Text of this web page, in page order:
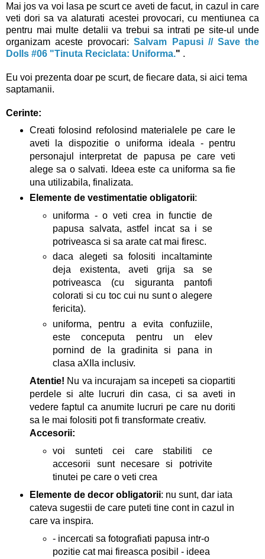
Mai jos va voi lasa pe scurt ce aveti de facut, in cazul in care
veti dori sa va alaturati acestei provocari, cu mentiunea ca
pentru mai multe detalii va trebui sa intrati pe site-ul unde
organizam aceste provocari:Salvam Papusi // Save the
Dolls #06 "Tinuta Reciclata: Uniforma." .
Eu voi prezenta doar pe scurt, de fiecare data, si aici tema
saptamanii.
Cerinte:
Creati folosind refolosind materialele pe care le
aveti la dispozitie o uniforma ideala - pentru
personajul interpretat de papusa pe care veti
alege sa o salvati. Ideea este ca uniforma sa fie
una utilizabila, finalizata.
Elemente de vestimentatie obligatorii:
uniforma - o veti crea in functie de
papusa salvata, astfel incat sa i se
potriveasca si sa arate cat mai firesc.
daca alegeti sa folositi incaltaminte
deja existenta, aveti grija sa se
potriveasca (cu siguranta pantofi
colorati si cu toc cui nu sunt o alegere
fericita).
uniforma, pentru a evita confuziile,
este conceputa pentru un elev
pornind de la gradinita si pana in
clasa aXIIa inclusiv.
Atentie! Nu va incurajam sa incepeti sa ciopartiti
perdele si alte lucruri din casa, ci sa aveti in
vedere faptul ca anumite lucruri pe care nu doriti
sa le mai folositi pot fi transformate creativ.
Accesorii:
voi sunteti cei care stabiliti ce
accesorii sunt necesare si potrivite
tinutei pe care o veti crea
Elemente de decor obligatorii: nu sunt, dar iata
cateva sugestii de care puteti tine cont in cazul in
care va inspira.
- incercati sa fotografiati papusa intr-o
pozitie cat mai fireasca posibil - ideea